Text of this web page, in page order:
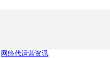
网络代运营资讯